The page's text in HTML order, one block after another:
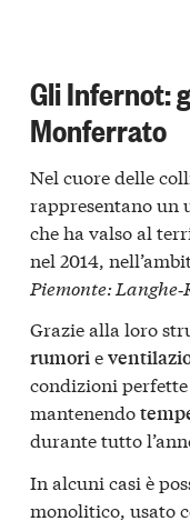
Gli Infernot:
Monferrato
Nel cuore delle
rappresentano un
che ha valso al
nel 2014,
Piemonte:
Grazie alla loro
rumorie
condizioni
mantenendo
durante tutto
In alcuni casi è
monolitico, usato